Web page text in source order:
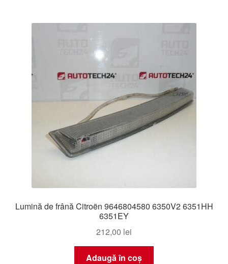
Lumină de frână Citroën 9646804580 6350V2 6351HH
6351EY
212,00 lei
Adaugă în coș